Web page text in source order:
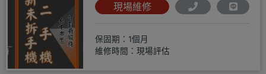
現場維修
保固期：1個月
維修時間：現場評估